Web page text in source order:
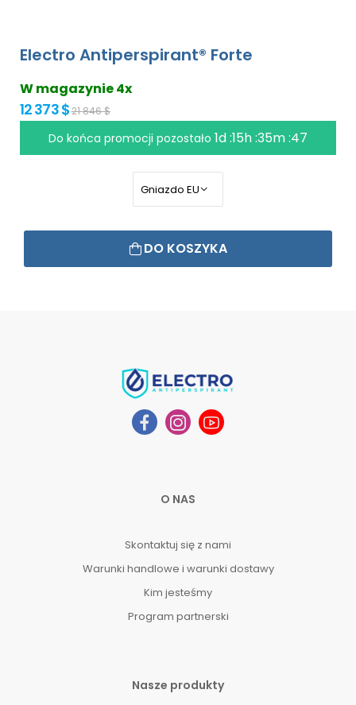
Electro Antiperspirant® Forte
W magazynie 4x
12 373 $21 846 $
Do końca promocji pozostało 1d :15h :35m :46
DO KOSZYKA
O NAS
Skontaktuj się z nami
Warunki handlowe i warunki dostawy
Kim jesteśmy
Program partnerski
Nasze produkty